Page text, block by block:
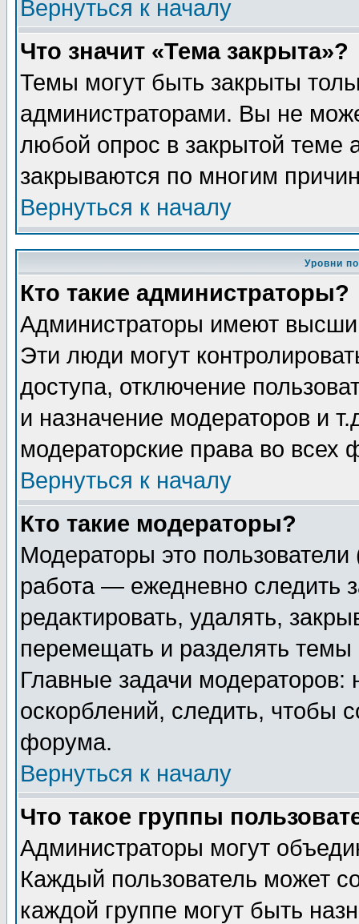
Вернуться к началу
Что значит «Тема закрыта»?
Темы могут быть закрыты
администраторами. Вы не
любой опрос в закрытой теме
закрываются по многим
Вернуться к началу
Уровни
Кто такие администраторы?
Администраторы имеют
Эти люди могут
доступа, отключение
и назначение модераторов и
модераторские права во всех
Вернуться к началу
Кто такие модераторы?
Модераторы это
работа — ежедневно следить
редактировать, удалять,
перемещать и разделять
Главные задачи
оскорблений, следить, чтобы
форума.
Вернуться к началу
Что такое группы
Администраторы могут
Каждый пользователь может
каждой группе могут быть